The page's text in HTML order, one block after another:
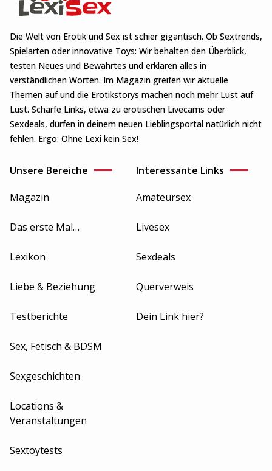
Die Welt von Erotik und Sex ist schier gigantisch. Ob Sextrends,
Spielarten oder innovative Toys: Wir behalten den Überblick,
testen Neues und Bewährtes und erklären alles in
verständlichen Worten. Im Magazin greifen wir aktuelle
Themen auf und die Erotikstorys machen noch mehr Lust auf
Lust. Scharfe Links, etwa zu erotischen Livecams oder
Sexdeals, dürfen in deinem neuen Lieblingsportal natürlich nicht
fehlen. Ergo: Ohne Lexi kein Sex!
Unsere Bereiche
Magazin
Das erste Mal…
Lexikon
Liebe & Beziehung
Testberichte
Sex, Fetisch & BDSM
Sexgeschichten
Locations &
Veranstaltungen
Sextoytests
Interessante Links
Amateursex
Livesex
Sexdeals
Querverweis
Dein Link hier?